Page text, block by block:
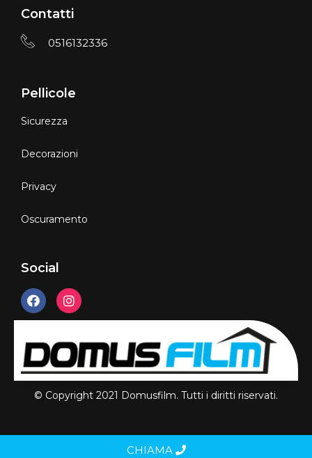
CHIAMA
Contatti
0516132336
Pellicole
Sicurezza
Decorazioni
Privacy
Oscuramento
Social
© Copyright 2021 Domusfilm. Tutti i diritti riservati.